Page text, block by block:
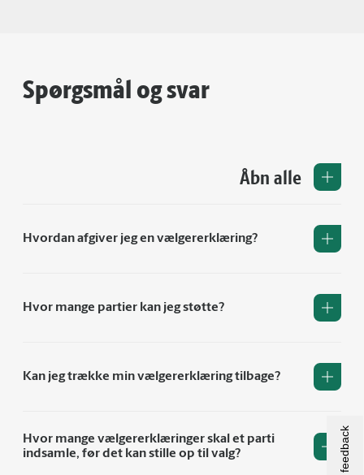
Spørgsmål og svar
Åbn alle
Hvordan afgiver jeg en vælgererklæring?
Hvor mange partier kan jeg støtte?
Kan jeg trække min vælgererklæring tilbage?
Hvor mange vælgererklæringer skal et parti
indsamle, før det kan stille op til valg?